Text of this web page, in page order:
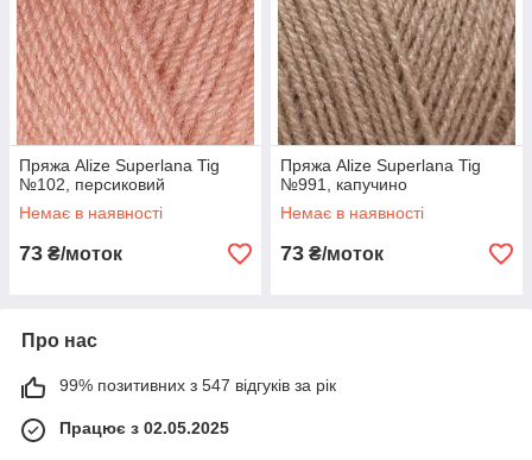
Пряжа Alize Superlana Tig
№102, персиковий
Немає в наявності
73 ₴/моток
Пряжа Alize Superlana Tig
№991, капучино
Немає в наявності
73 ₴/моток
Про нас
99% позитивних з 547 відгуків за рік
Працює з 02.05.2025